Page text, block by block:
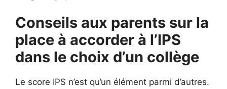
Conseils aux parents sur la
place à accorder à l’IPS
dans le choix d’un collège
Le score IPS n’est qu’un élément parmi d’autres.